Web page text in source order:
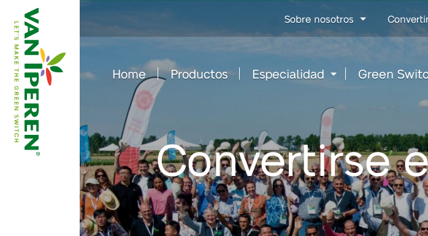
e
Sobre nosotros
Home Productos Especialidad Green
Convertirse